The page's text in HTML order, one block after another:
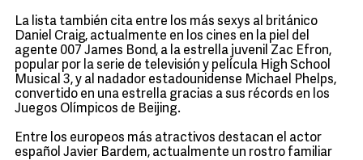
La lista también cita entre los más sexys al británico
Daniel Craig, actualmente en los cines en la piel del
agente 007 James Bond, a la estrella juvenil Zac Efron,
popular por la serie de televisión y película High School
Musical 3, y al nadador estadounidense Michael Phelps,
convertido en una estrella gracias a sus récords en los
Juegos Olímpicos de Beijing.
Entre los europeos más atractivos destacan el actor
español Javier Bardem, actualmente un rostro familiar